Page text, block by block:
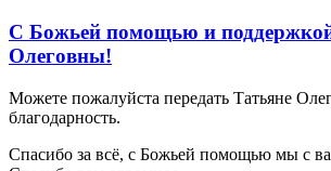
С Божьей помощью и
Олеговны!
Можете пожалуйста передать Татьяне
благодарность.
Спасибо за всё, с Божьей помощью мы с